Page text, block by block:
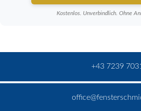
Kostenlos. Unverbindlich. Ohne
+43 7239